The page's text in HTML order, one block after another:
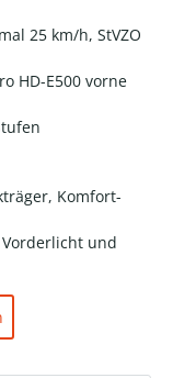
25 km/h, StVZO
HD-E500 vorne
Komfort-
und